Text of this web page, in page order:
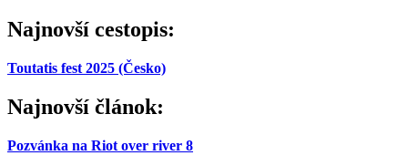
Najnovší cestopis:
Toutatis fest 2025 (Česko)
Najnovší článok:
Pozvánka na Riot over river 8